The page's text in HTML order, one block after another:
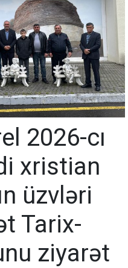
2026-cı
xristian
üzvləri
Tarix-
ziyarət